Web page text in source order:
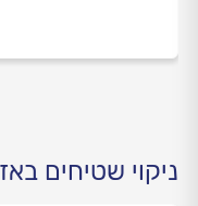
ניקוי שטיחים